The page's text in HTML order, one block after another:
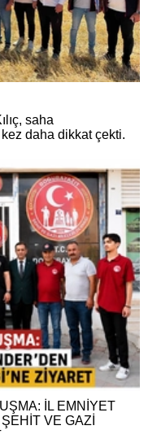
saha
daha dikkat çekti.
İL EMNİYET
VE GAZİ